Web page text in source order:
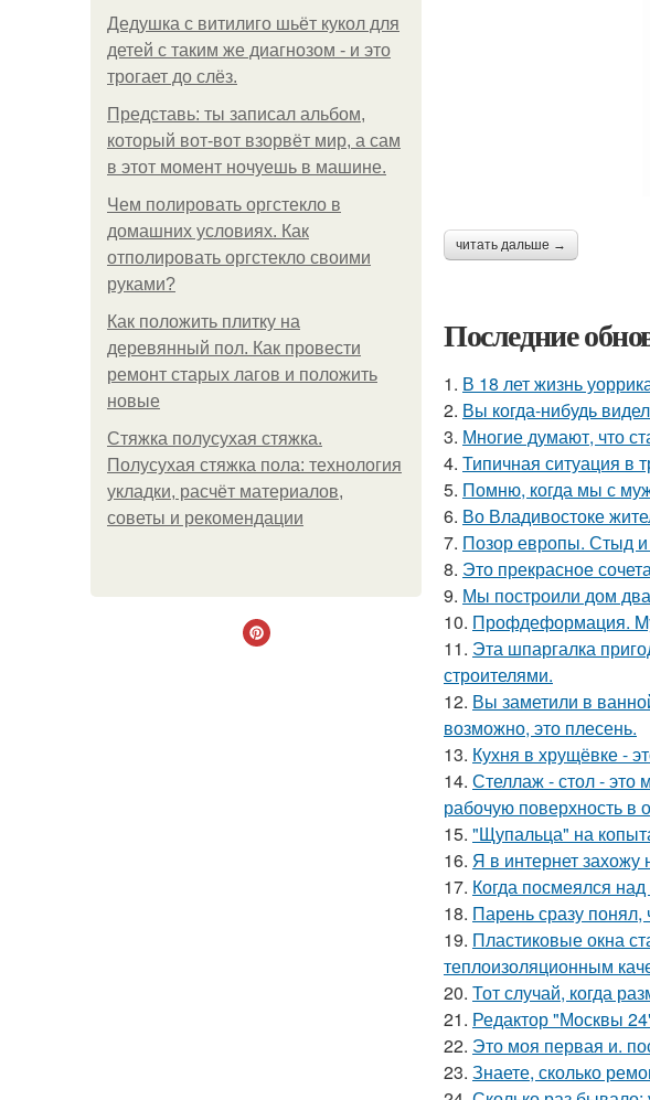
Дедушка с витилиго шьёт кукол для
детей с таким же диагнозом - и это
трогает до слёз.
Представь: ты записал альбом,
который вот-вот взорвёт мир, а сам
в этот момент ночуешь в машине.
Чем полировать оргстекло в
домашних условиях. Как
отполировать оргстекло своими
руками?
Как положить плитку на
деревянный пол. Как провести
ремонт старых лагов и положить
новые
Стяжка полусухая стяжка.
Полусухая стяжка пола: технология
укладки, расчёт материалов,
советы и рекомендации
читать дальше →
Последние
1. В 18 лет жизнь
2. Вы когда-нибудь
3. Многие думают, что
4. Типичная ситуация в
5. Помню, когда мы с
6. Во Владивостоке
7. Позор европы. Стыд и
8. Это прекрасное
9. Мы построили дом
10. Профдеформация.
11. Эта шпаргалка
строителями.
12. Вы заметили в
возможно, это плесень.
13. Кухня в хрущёвке -
14. Стеллаж - стол - это
рабочую поверхность в
15. "Щупальца" на
16. Я в интернет захожу
17. Когда посмеялся
18. Парень сразу
19. Пластиковые окна
теплоизоляционным
20. Тот случай, когда
21. Редактор "Москвы
22. Это моя первая и.
23. Знаете, сколько